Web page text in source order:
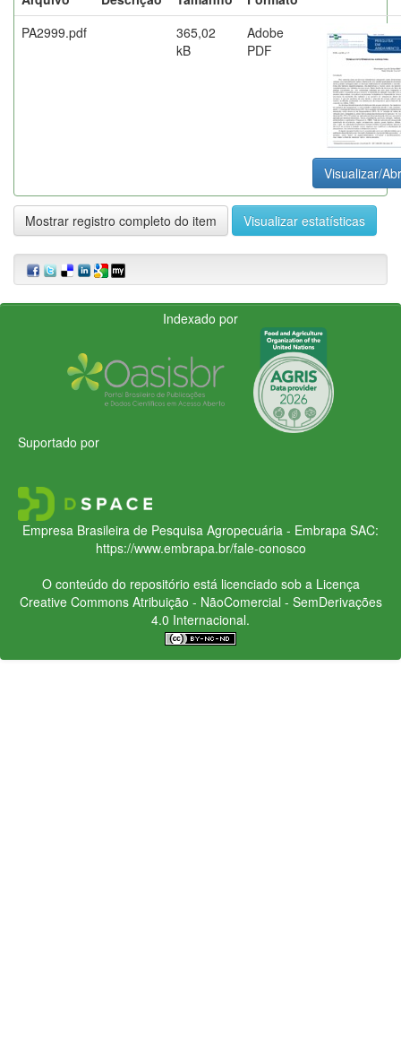
PA2999.pdf
365,02
kB
Adobe
PDF
Visualizar/
Mostrar registro completo do item Visualizar estatísticas
Indexado por
Suportado por
Empresa Brasileira de Pesquisa Agropecuária - Embrapa SAC:
https://www.embrapa.br/fale-conosco
O conteúdo do repositório está licenciado sob a Licença
Creative CommonsAtribuição - NãoComercial - SemDerivações
4.0 Internacional.